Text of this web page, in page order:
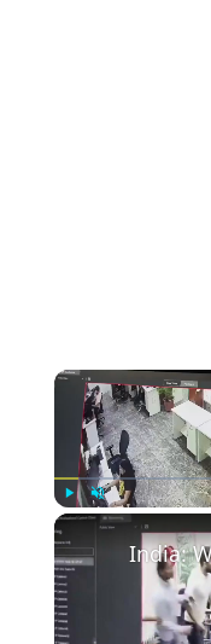
Play Unmute